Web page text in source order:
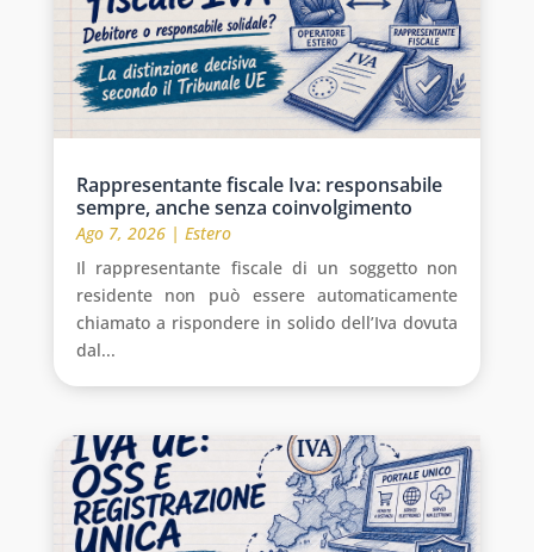
Rappresentante fiscale Iva: responsabile
sempre, anche senza coinvolgimento
Ago 7, 2026| Estero
Il rappresentante fiscale di un soggetto non
residente non può essere automaticamente
chiamato a rispondere in solido dell’Iva dovuta
dal...